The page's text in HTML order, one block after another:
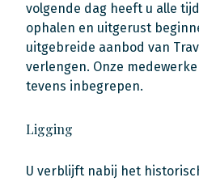
volgende dag heeft u alle
ophalen en uitgerust
uitgebreide aanbod van
verlengen. Onze
tevens inbegrepen.
Ligging
U verblijft nabij het